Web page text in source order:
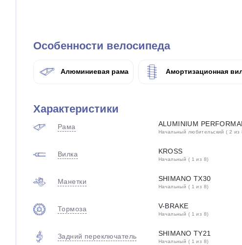
Особенности велосипеда
Алюминиевая рама Амортизационная
Характеристики
Рама ALUMINIUM
Начальный любительский ( 2 из
Вилка KROSS
Начальный ( 1 из 8)
Манетки SHIMANO TX30
Начальный ( 1 из 8)
Тормоза V-BRAKE
Начальный ( 1 из 8)
Задний переключатель SHIMANO TY21
Начальный ( 1 из 8)